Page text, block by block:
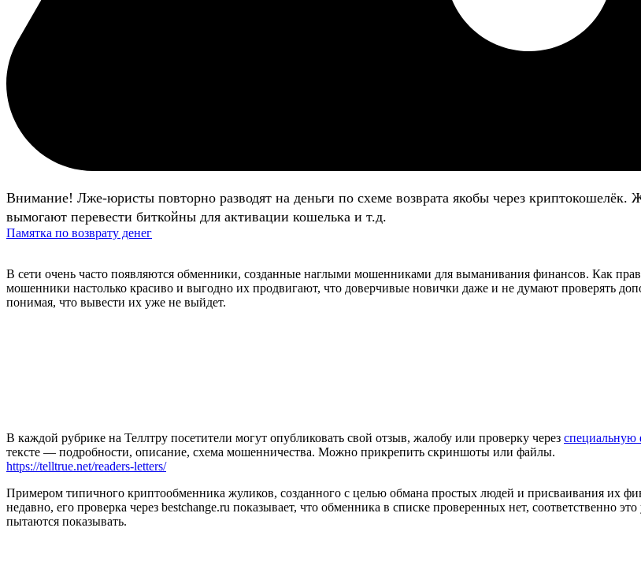
Внимание! Лже-юристы повторно разводят на деньги по схеме возврата якобы через
вымогают перевести биткойны для активации кошелька и т.д.
Памятка по возврату денег
В сети очень часто появляются обменники, созданные наглыми мошенниками для выманивания финансов. Как
мошенники настолько красиво и выгодно их продвигают, что доверчивые новички даже и не думают проверять
понимая, что вывести их уже не выйдет.
В каждой рубрике на Теллтру посетители могут опубликовать свой отзыв, жалобу или проверку через специальную
тексте — подробности, описание, схема мошенничества. Можно прикрепить скриншоты или файлы.
https://telltrue.net/readers-letters/
Примером типичного криптообменника жуликов, созданного с целью обмана простых людей и присваивания их
недавно, его проверка через bestchange.ru показывает, что обменника в списке проверенных нет, соответственно
пытаются показывать.